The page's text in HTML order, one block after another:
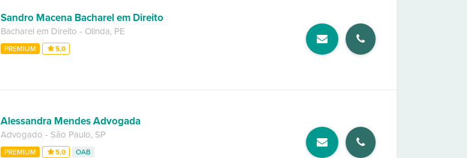
Sandro Macena Bacharel em Direito
Bacharel em Direito - Olinda, PE
PREMIUM 5,0
Alessandra Mendes Advogada
Advogado - São Paulo, SP
PREMIUM 5,0 OAB